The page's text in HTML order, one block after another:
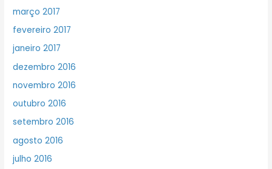
março 2017
fevereiro 2017
janeiro 2017
dezembro 2016
novembro 2016
outubro 2016
setembro 2016
agosto 2016
julho 2016